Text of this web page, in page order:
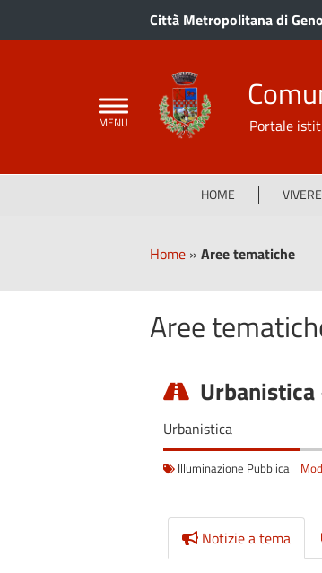
Città Metropolitana di
Portale
HOME
Home » Aree tematiche
Aree
Urbanistica
Urbanistica
Illuminazione Pubblica
Notizie a tema